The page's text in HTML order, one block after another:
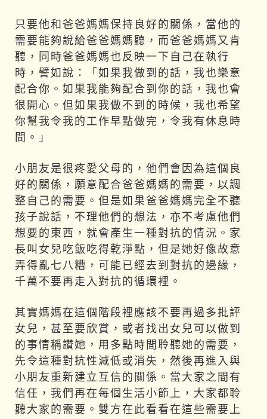
只要他和爸爸媽媽保持良好的關係，當他的
需要能夠說給爸爸媽媽聽，而爸爸媽媽又肯
聽，同時爸爸媽媽也反映一下自己在執行
時，譬如說：「如果我做到的話，我也樂意
配合你。如果我能夠配合到你的話，我也會
很開心。但如果我做不到的時候，我也希望
你幫我令我的工作早點做完，令我有休息時
間。」
小朋友是很疼愛父母的，他們會因為這個良
好的關係，願意配合爸爸媽媽的需要，以調
整自己的需要。但是如果爸爸媽媽完全不聽
孩子說話，不理他們的想法，亦不考慮他們
想要的東西，就會產生一種對抗的情況。家
長叫女兒吃飯吃得乾淨點，但是她好像故意
弄得亂七八糟，可能已經去到對抗的邊緣，
千萬不要再走入對抗的循環裡。
其實媽媽在這個階段裡應該不要再過多批評
女兒，甚至要欣賞，或者找出女兒可以做到
的事情稱讚她，用多點時間聆聽她的需要，
先令這種對抗性減低或消失，然後再進入與
小朋友重新建立互信的關係。當大家之間有
信任，我們再在每個生活小節上，大家都聆
聽大家的需要。雙方在此看看在這些需要上